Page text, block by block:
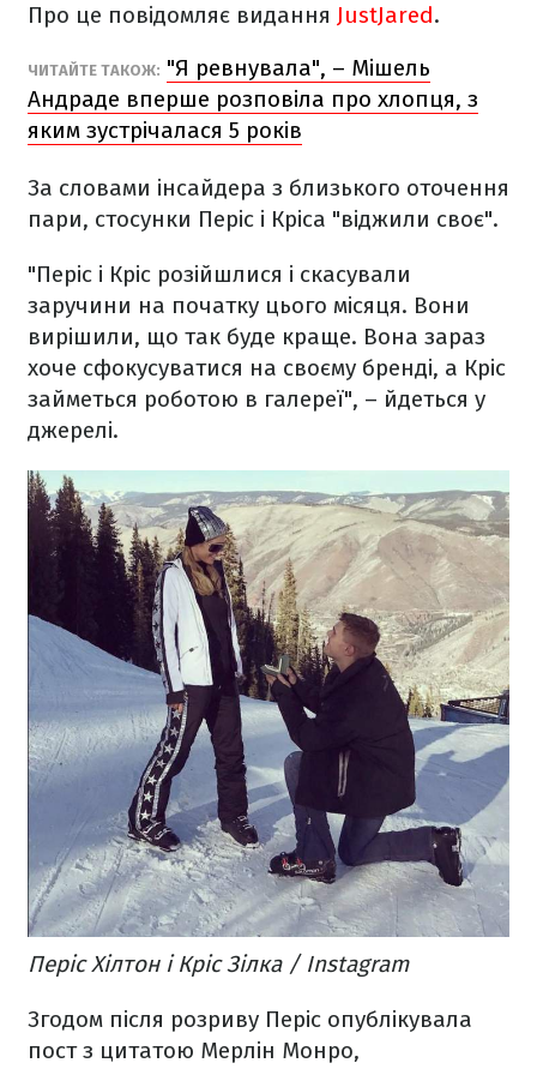
Про це повідомляє видання JustJared.
ЧИТАЙТЕ ТАКОЖ: "Я ревнувала", – Мішель
Андраде вперше розповіла про хлопця, з
яким зустрічалася 5 років
За словами інсайдера з близького оточення
пари, стосунки Періс і Кріса "віджили своє".
"Періс і Кріс розійшлися і скасували
заручини на початку цього місяця. Вони
вирішили, що так буде краще. Вона зараз
хоче сфокусуватися на своєму бренді, а Кріс
займеться роботою в галереї", – йдеться у
джерелі.
Періс Хілтон і Кріс Зілка / Instagram
Згодом після розриву Періс опублікувала
пост з цитатою Мерлін Монро,